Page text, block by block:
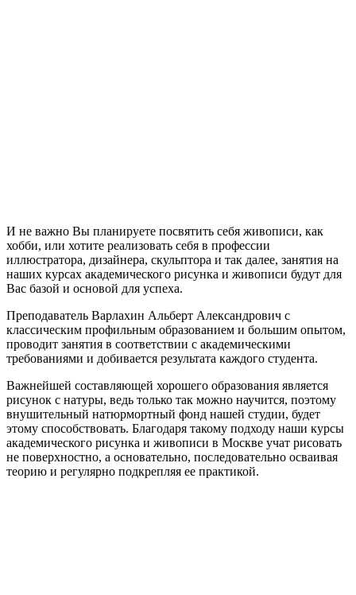
И не важно Вы планируете посвятить себя живописи, как
хобби, или хотите реализовать себя в профессии
иллюстратора, дизайнера, скульптора и так далее, занятия на
наших курсах академического рисунка и живописи будут для
Вас базой и основой для успеха.
Преподаватель Варлахин Альберт Александрович с
классическим профильным образованием и большим опытом,
проводит занятия в соответствии с академическими
требованиями и добивается результата каждого студента.
Важнейшей составляющей хорошего образования является
рисунок с натуры, ведь только так можно научится, поэтому
внушительный натюрмортный фонд нашей студии, будет
этому способствовать. Благодаря такому подходу наши курсы
академического рисунка и живописи в Москве учат рисовать
не поверхностно, а основательно, последовательно осваивая
теорию и регулярно подкрепляя ее практикой.